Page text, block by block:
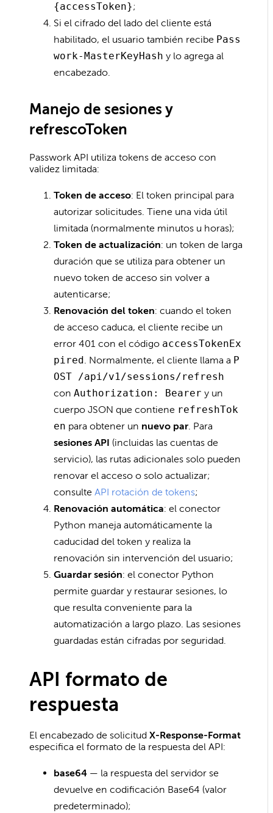
{accessToken};
Si el cifrado del lado del cliente está
habilitado, el usuario también recibe Pass
work-MasterKeyHash y lo agrega al
encabezado.
Manejo de sesiones y
refrescoToken
Passwork API utiliza tokens de acceso con
validez limitada:
Token de acceso: El token principal para
autorizar solicitudes. Tiene una vida útil
limitada (normalmente minutos u horas);
Token de actualización: un token de larga
duración que se utiliza para obtener un
nuevo token de acceso sin volver a
autenticarse;
Renovación del token: cuando el token
de acceso caduca, el cliente recibe un
error 401 con el código accessTokenEx
pired . Normalmente, el cliente llama a P
OST /api/v1/sessions/refresh
con Authorization: Bearer y un
cuerpo JSON que contiene refreshTok
en para obtener un nuevo par. Para
sesiones API (incluidas las cuentas de
servicio), las rutas adicionales solo pueden
renovar el acceso o solo actualizar;
consulte API rotación de tokens;
Renovación automática: el conector
Python maneja automáticamente la
caducidad del token y realiza la
renovación sin intervención del usuario;
Guardar sesión: el conector Python
permite guardar y restaurar sesiones, lo
que resulta conveniente para la
automatización a largo plazo. Las sesiones
guardadas están cifradas por seguridad.
API formato de
respuesta
El encabezado de solicitud X-Response-Format
especifica el formato de la respuesta del API:
base64 — la respuesta del servidor se
devuelve en codificación Base64 (valor
predeterminado);